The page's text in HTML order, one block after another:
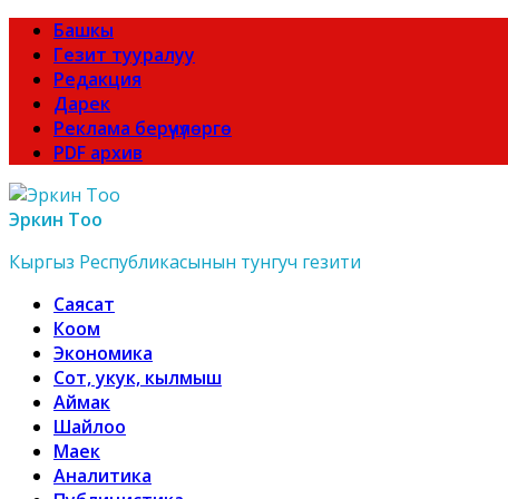
Башкы
Гезит тууралуу
Редакция
Дарек
Реклама берүүчүлөргө
PDF архив
Эркин Тоо
Кыргыз Республикасынын тунгуч гезити
Саясат
Коом
Экономика
Сот, укук, кылмыш
Аймак
Шайлоо
Маек
Аналитика